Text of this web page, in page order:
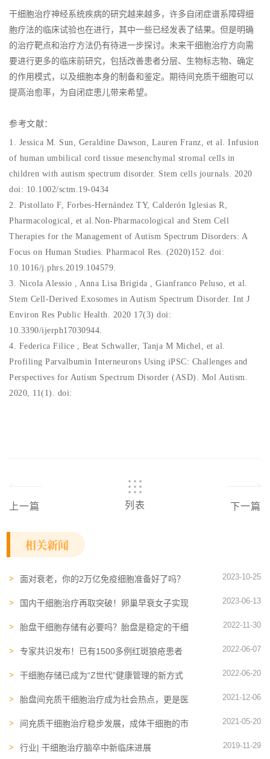
干细胞治疗神经系统疾病的研究越来越多，许多自闭症谱系障碍细
胞疗法的临床试验也在进行，其中一些已经发表了结果。但是明确
的治疗靶点和治疗方法仍有待进一步探讨。未来干细胞治疗方向需
要进行更多的临床前研究，包括改善患者分层、生物标志物、确定
的作用模式，以及细胞本身的制备和鉴定。期待间充质干细胞可以
提高治愈率，为自闭症患儿带来希望。
参考文献：
1. Jessica M. Sun, Geraldine Dawson, Lauren Franz, et al. Infusion
of human umbilical cord tissue mesenchymal stromal cells in
children with autism spectrum disorder. Stem cells journals. 2020
doi: 10.1002/sctm.19-0434
2. Pistollato F, Forbes-Hernández TY, Calderón Iglesias R,
Pharmacological, et al.Non-Pharmacological and Stem Cell
Therapies for the Management of Autism Spectrum Disorders: A
Focus on Human Studies. Pharmacol Res. (2020)152. doi:
10.1016/j.phrs.2019.104579.
3. Nicola Alessio , Anna Lisa Brigida , Gianfranco Peluso, et al.
Stem Cell-Derived Exosomes in Autism Spectrum Disorder. Int J
Environ Res Public Health. 2020 17(3) doi:
10.3390/ijerph17030944.
4. Federica Filice , Beat Schwaller, Tanja M Michel, et al.
Profiling Parvalbumin Interneurons Using iPSC: Challenges and
Perspectives for Autism Spectrum Disorder (ASD). Mol Autism.
2020, 11(1). doi:
上一篇 列表 下一篇
相关新闻
面对衰老，你的2万亿免疫细胞准备好了吗？
2023-10-25
国内干细胞治疗再取突破！卵巢早衰女子实现
2023-06-13
胎盘干细胞存储有必要吗？胎盘是稳定的干细
2022-11-30
专家共识发布！已有1500多例红斑狼疮患者
2022-06-07
干细胞存储已成为“Z世代”健康管理的新方式 2022-06-20
胎盘间充质干细胞治疗成为社会热点，更是医
2021-12-06
间充质干细胞治疗稳步发展，成体干细胞的市
2021-05-20
行业| 干细胞治疗脑卒中新临床进展 2019-11-29